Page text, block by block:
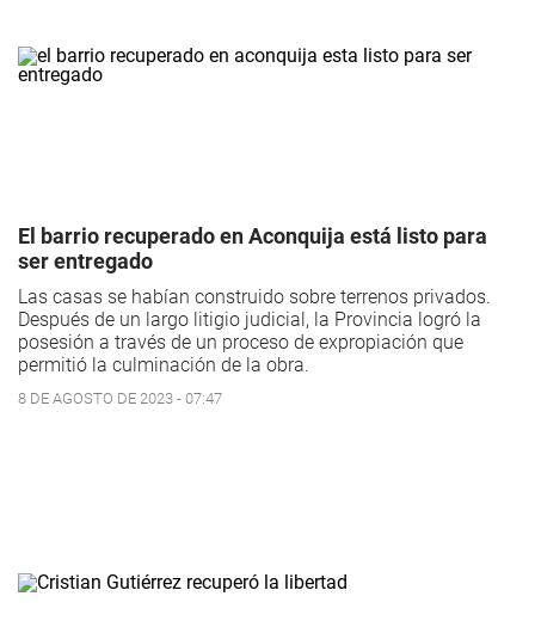
El barrio recuperado en Aconquija está listo para
ser entregado
Las casas se habían construido sobre terrenos privados.
Después de un largo litigio judicial, la Provincia logró la
posesión a través de un proceso de expropiación que
permitió la culminación de la obra.
8 DE AGOSTO DE 2023 - 07:47